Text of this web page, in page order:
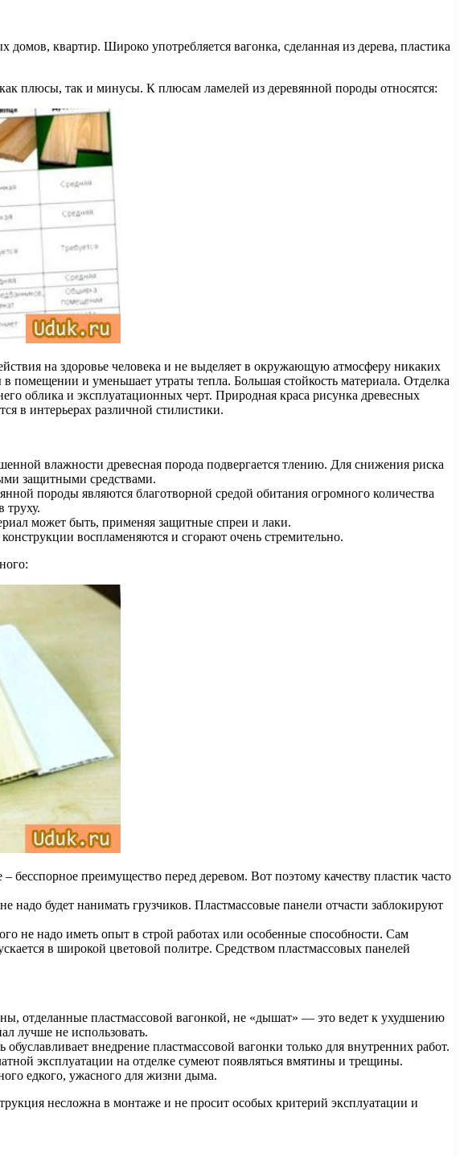
квартир. Широко употребляется вагонка, сделанная из дерева, пластика
плюсы, так и минусы. К плюсам ламелей из деревянной породы относятся:
на здоровье человека и не выделяет в окружающую атмосферу никаких
и уменьшает утраты тепла. Большая стойкость материала. Отделка
облика и эксплуатационных черт. Природная краса рисунка древесных
в интерьерах различной стилистики.
влажности древесная порода подвергается тлению. Для снижения риска
защитными средствами.
породы являются благотворной средой обитания огромного количества
труху.
может быть, применяя защитные спреи и лаки.
воспламеняются и сгорают очень стремительно.
бесспорное преимущество перед деревом. Вот поэтому качеству пластик часто
надо будет нанимать грузчиков. Пластмассовые панели отчасти заблокируют
не надо иметь опыт в строй работах или особенные способности. Сам
в широкой цветовой политре. Средством пластмассовых панелей
отделанные пластмассовой вагонкой, не «дышат» — это ведет к ухудшению
лучше не использовать.
внедрение пластмассовой вагонки только для внутренних работ.
эксплуатации на отделке сумеют появляться вмятины и трещины.
едкого, ужасного для жизни дыма.
несложна в монтаже и не просит особых критерий эксплуатации и